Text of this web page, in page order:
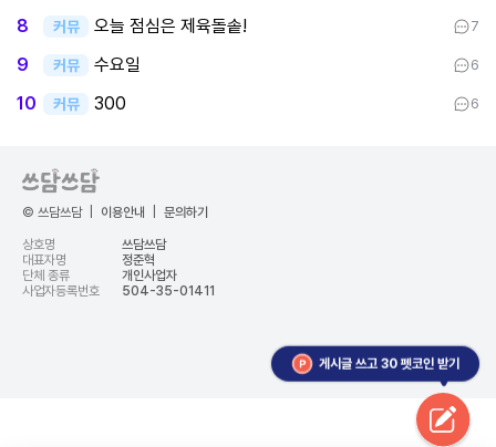
8 커뮤 오늘 점심은 제육돌솥! 7
9 커뮤 수요일 6
10 커뮤 300 6
게시글 쓰고 30 펫코인 받기
© 쓰담쓰담 이용안내 문의하기
상호명
쓰담쓰담
대표자명
정준혁
단체 종류
개인사업자
사업자등록번호
504-35-01411